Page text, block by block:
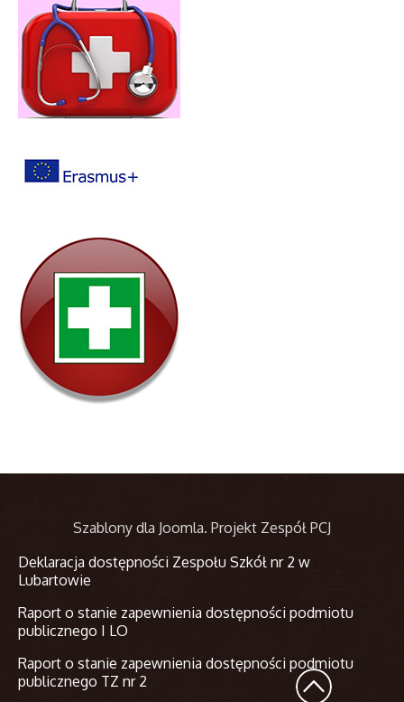
Szablony dla Joomla. Projekt Zespół PCJ
Deklaracja dostępności Zespołu Szkół nr 2 w
Lubartowie
Raport o stanie zapewnienia dostępności podmiotu
publicznego I LO
Raport o stanie zapewnienia dostępności podmiotu
publicznego TZ nr 2